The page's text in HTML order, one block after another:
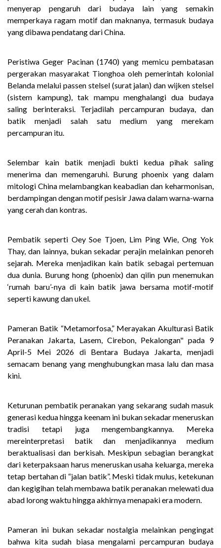
menyerap pengaruh dari budaya lain yang semakin
memperkaya ragam motif dan maknanya, termasuk budaya
yang dibawa pendatang dari China.
Peristiwa Geger Pacinan (1740) yang memicu pembatasan
pergerakan masyarakat Tionghoa oleh pemerintah kolonial
Belanda melalui passen stelsel (surat jalan) dan wijken stelsel
(sistem kampung), tak mampu menghalangi dua budaya
saling berinteraksi. Terjadilah percampuran budaya, dan
batik menjadi salah satu medium yang merekam
percampuran itu.
Selembar kain batik menjadi bukti kedua pihak saling
menerima dan memengaruhi. Burung phoenix yang dalam
mitologi China melambangkan keabadian dan keharmonisan,
berdampingan dengan motif pesisir Jawa dalam warna-warna
yang cerah dan kontras.
Pembatik seperti Oey Soe Tjoen, Lim Ping Wie, Ong Yok
Thay, dan lainnya, bukan sekadar perajin melainkan penoreh
sejarah. Mereka menjadikan kain batik sebagai pertemuan
dua dunia. Burung hong (phoenix) dan qilin pun menemukan
‘rumah baru’-nya di kain batik jawa bersama motif-motif
seperti kawung dan ukel.
Pameran Batik “Metamorfosa,” Merayakan Akulturasi Batik
Peranakan Jakarta, Lasem, Cirebon, Pekalongan" pada 9
April-5 Mei 2026 di Bentara Budaya Jakarta, menjadi
semacam benang yang menghubungkan masa lalu dan masa
kini.
Keturunan pembatik peranakan yang sekarang sudah masuk
generasi kedua hingga keenam ini bukan sekadar meneruskan
tradisi tetapi juga mengembangkannya. Mereka
mereinterpretasi batik dan menjadikannya medium
beraktualisasi dan berkisah. Meskipun sebagian berangkat
dari keterpaksaan harus meneruskan usaha keluarga, mereka
tetap bertahan di “jalan batik”. Meski tidak mulus, ketekunan
dan kegigihan telah membawa batik peranakan melewati dua
abad lorong waktu hingga akhirnya menapaki era modern.
Pameran ini bukan sekadar nostalgia melainkan pengingat
bahwa kita sudah biasa mengalami percampuran budaya